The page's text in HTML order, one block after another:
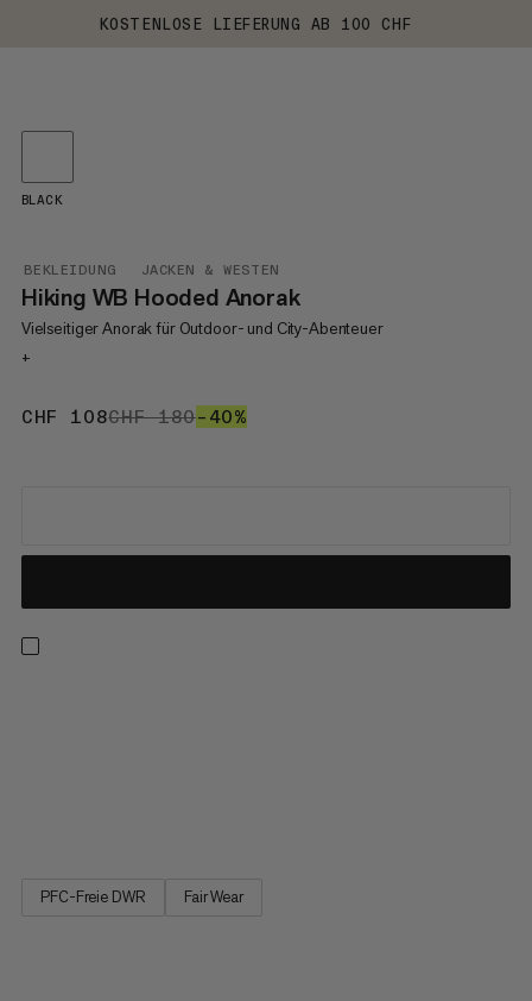
KOSTENLOSE LIEFERUNG AB 100 CHF
BEKLEIDUNG JACKEN & WESTEN
Hiking WB Hooded Anorak
Vielseitiger Anorak für Outdoor- und City-Abenteuer
+
CHF 108CHF 108
CHF 180CHF 180
–40%
BLACK
PFC-Freie DWR Fair Wear